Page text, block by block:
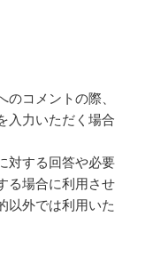
コメントの際、
入力いただく場合
対する回答や必要
る場合に利用させ
以外では利用いた